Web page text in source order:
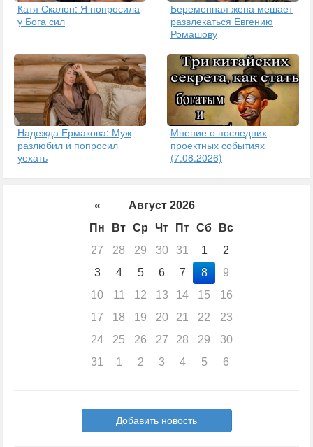
Катя Скалон: Я попросила
у Бога сил
Беременная жена мешает
развлекаться Евгению
Ромашову
Надежда Ермакова: Муж
разлюбил и попросил
уехать
Мнение о последних
проектных событиях
(7.08.2026)
«
Август 2026
Пн
Вт Ср Чт Пт Сб
Вс
27
28 29 30 31 1
2
3
4 5 6 7 8
9
10
11 12 13 14 15
16
17
18 19 20 21 22
23
24
25 26 27 28 29
30
31
1 2 3 4 5 6
Добавить новость